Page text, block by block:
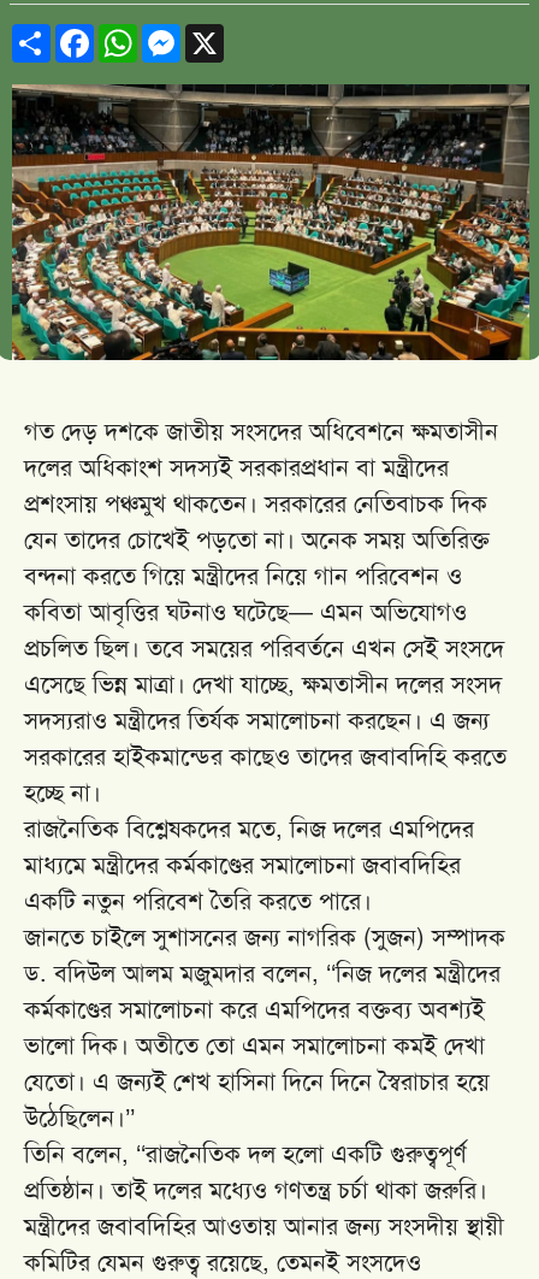
ShareFacebookWhatsAppMessenger
গত দেড় দশকে জাতীয় সংসদের অধিবেশনে ক্ষমতাসীন
দলের অধিকাংশ সদস্যই সরকারপ্রধান বা মন্ত্রীদের
প্রশংসায় পঞ্চমুখ থাকতেন। সরকারের নেতিবাচক দিক
যেন তাদের চোখেই পড়তো না। অনেক সময় অতিরিক্ত
বন্দনা করতে গিয়ে মন্ত্রীদের নিয়ে গান পরিবেশন ও
কবিতা আবৃত্তির ঘটনাও ঘটেছে— এমন অভিযোগও
প্রচলিত ছিল। তবে সময়ের পরিবর্তনে এখন সেই সংসদে
এসেছে ভিন্ন মাত্রা। দেখা যাচ্ছে, ক্ষমতাসীন দলের সংসদ
সদস্যরাও মন্ত্রীদের তির্যক সমালোচনা করছেন। এ জন্য
সরকারের হাইকমান্ডের কাছেও তাদের জবাবদিহি করতে
হচ্ছে না।
রাজনৈতিক বিশ্লেষকদের মতে, নিজ দলের এমপিদের
মাধ্যমে মন্ত্রীদের কর্মকাণ্ডের সমালোচনা জবাবদিহির
একটি নতুন পরিবেশ তৈরি করতে পারে।
জানতে চাইলে সুশাসনের জন্য নাগরিক (সুজন) সম্পাদক
ড. বদিউল আলম মজুমদার বলেন, ‘‘নিজ দলের মন্ত্রীদের
কর্মকাণ্ডের সমালোচনা করে এমপিদের বক্তব্য অবশ্যই
ভালো দিক। অতীতে তো এমন সমালোচনা কমই দেখা
যেতো। এ জন্যই শেখ হাসিনা দিনে দিনে স্বৈরাচার হয়ে
উঠেছিলেন।’’
তিনি বলেন, ‘‘রাজনৈতিক দল হলো একটি গুরুত্বপূর্ণ
প্রতিষ্ঠান। তাই দলের মধ্যেও গণতন্ত্র চর্চা থাকা জরুরি।
মন্ত্রীদের জবাবদিহির আওতায় আনার জন্য সংসদীয় স্থায়ী
কমিটির যেমন গুরুত্ব রয়েছে, তেমনই সংসদেও